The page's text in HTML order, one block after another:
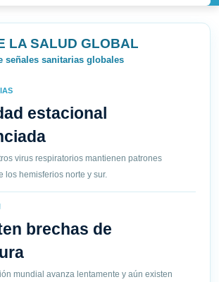
LA SALUD GLOBAL
señales sanitarias globales
estacional
virus respiratorios mantienen patrones
los hemisferios norte y sur.
brechas de
mundial avanza lentamente y aún existen